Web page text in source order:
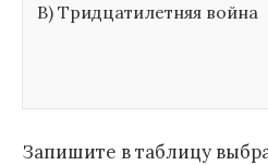
В) Тридцатилетняя война
Запишите в таблицу